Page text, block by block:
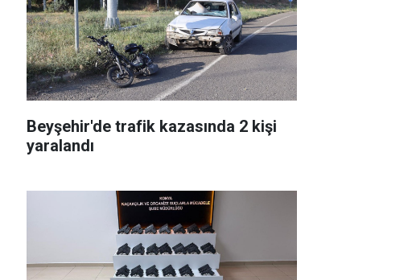
Beyşehir'de trafik kazasında 2 kişi
yaralandı